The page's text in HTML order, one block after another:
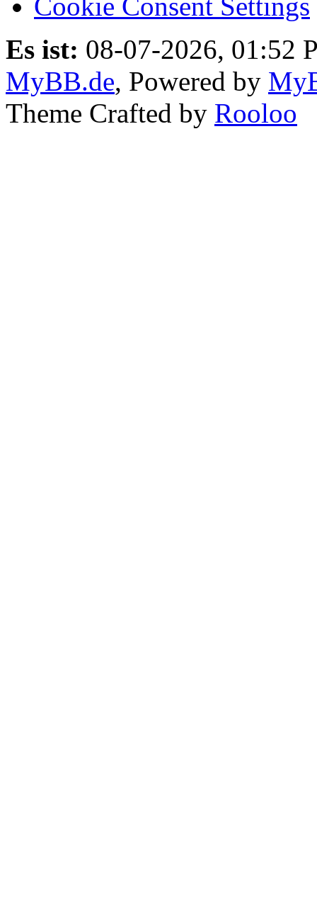
Es ist: 08-07-2026, 01:52
MyBB.de, Powered by
Theme Crafted by Rooloo